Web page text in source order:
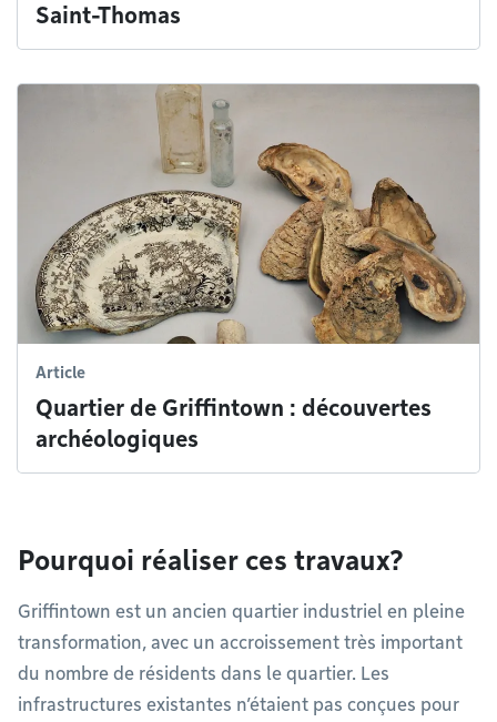
Saint-Thomas
Article
Quartier de Griffintown : découvertes
archéologiques
Pourquoi réaliser ces travaux?
Griffintown est un ancien quartier industriel en pleine
transformation, avec un accroissement très important
du nombre de résidents dans le quartier. Les
infrastructures existantes n’étaient pas conçues pour